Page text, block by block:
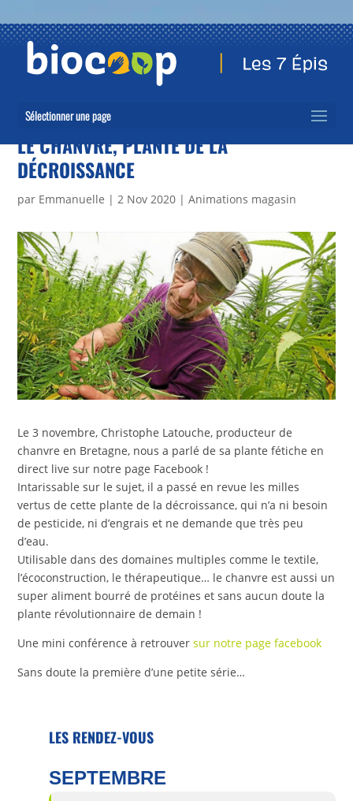
Sélectionner une page
LE CHANVRE, PLANTE DE LA
DÉCROISSANCE
par Emmanuelle |2 Nov 2020 |Animations magasin
Le 3 novembre, Christophe Latouche, producteur de
chanvre en Bretagne, nous a parlé de sa plante fétiche en
direct live sur notre page Facebook !
Intarissable sur le sujet, il a passé en revue les milles
vertus de cette plante de la décroissance, qui n’a ni besoin
de pesticide, ni d’engrais et ne demande que très peu
d’eau.
Utilisable dans des domaines multiples comme le textile,
l’écoconstruction, le thérapeutique… le chanvre est aussi un
super aliment bourré de protéines et sans aucun doute la
plante révolutionnaire de demain !
Une mini conférence à retrouversur notre page facebook
Sans doute la première d’une petite série…
LES RENDEZ-VOUS
SEPTEMBRE